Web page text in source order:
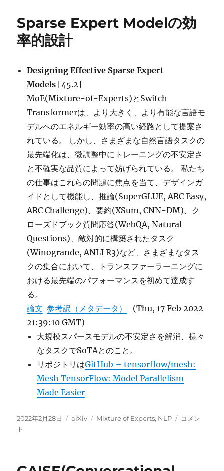
ー
サ
Sparse Expert Modelの効
率的設計
Designing Effective Sparse Expert
Models [45.2]
MoE(Mixture-of-Experts)とSwitch
Transformerは、より大きく、より有能な言語モ
デルへのエネルギー効率の高い経路として提案さ
れている。 しかし、さまざまな自然言語タスクの
最先端化は、微調整中にトレーニングの不安定さ
と不確実な品質によって妨げられている。 私たち
の仕事はこれらの問題に焦点を当て、デザインガ
イドとして機能し、推論(SuperGLUE, ARC Easy,
ARC Challenge)、要約(XSum, CNN-DM)、ク
ローズドブック質問応答(WebQA, Natural
Questions)、敵対的に構築されたタスク
(Winogrande, ANLI R3)など、さまざまなタス
クの集合において、トランスファーラーニングに
おける最先端のパフォーマンスを初めて達成す
る。
論文 参考訳（メタデータ）
(Thu, 17 Feb 2022
21:39:10 GMT)
大規模スパースモデルの不安定さを解消、様々
なタスクでSoTAとのこと。
リポジトリはGitHub – tensorflow/mesh:
Mesh TensorFlow: Model Parallelism
Made Easier
投
稿
2022年2月28日
カ
arXiv
タ
Mixture of Experts, NLP
Sparse
コメン
ト